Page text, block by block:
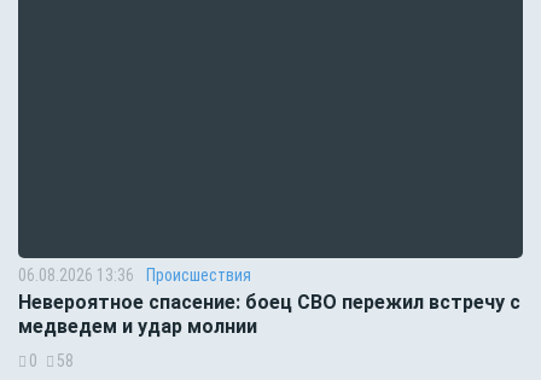
06.08.2026 13:36 Происшествия
Невероятное спасение: боец СВО пережил встречу с
медведем и удар молнии
0 58